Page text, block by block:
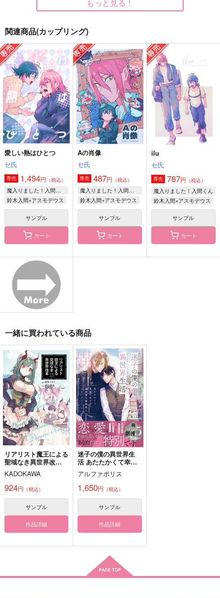
いとしさをつづる
水神月
900円（税込）
アスモデウス×鈴木入間
サンプル
作品詳細
悪魔に恋した人間の話
FK3
1,650円（税込）
アスモデウス×鈴木入間
サンプル
作品詳細
人間を愛した悪魔の話
FK3
1,650円（税込）
アスモデウス×鈴木入間
サンプル
作品詳細
リリスの火の粉
セ氏
944円（税込）
鈴木入間×アスモデウス
Whore of babel
FK3
715円（税込）
アスモデウス×鈴木入間
サンプル
作品詳細
愛しい熱はひとつ
セ氏
1,494円（税込）
鈴木入間×アスモデウス
サンプル
作品詳細
もっと見る！
関連商品(カップリング)
愛しい熱はひとつ
セ氏
専売 1,494円 （税込）
魔入りました！入間くん
鈴木入間×アスモデウス
サンプル
カート
Aの肖像
セ氏
専売 487円 （税込）
魔入りました！入間くん
鈴木入間×アスモデウス
サンプル
カート
ilu
セ氏
専売 787円 （税込）
魔入りました！入間くん
鈴木入間×アスモデウス
サンプル
カート
一緒に買われている商品
リアリスト魔王による
聖域なき異世界改
革 13
KADOKAWA
924円 （税込）
サンプル
作品詳細
迷子の僕の異世界生
活 あたたかくて幸せ
な異世界で、過保護な
冒険者と出会いました
アルファポリス
1,650円 （税込）
サンプル
作品詳細